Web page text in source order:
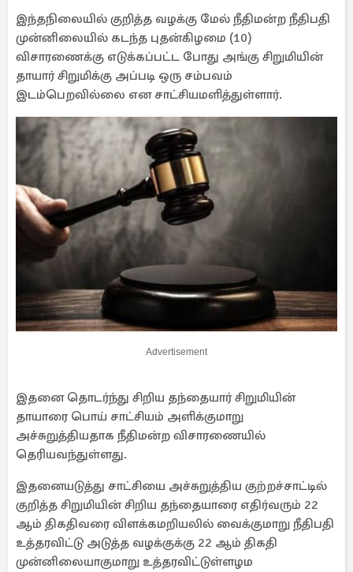
இந்தநிலையில் குறித்த வழக்கு மேல் நீதிமன்ற நீதிபதி
முன்னிலையில் கடந்த புதன்கிழமை (10)
விசாரணைக்கு எடுக்கப்பட்ட போது அங்கு சிறுமியின்
தாயார் சிறுமிக்கு அப்படி ஒரு சம்பவம்
இடம்பெறவில்லை என சாட்சியமளித்துள்ளார்.
Advertisement
இதனை தொடர்ந்து சிறிய தந்தையார் சிறுமியின்
தாயாரை பொய் சாட்சியம் அளிக்குமாறு
அச்சுறுத்தியதாக நீதிமன்ற விசாரணையில்
தெரியவந்துள்ளது.
இதனையடுத்து சாட்சியை அச்சுறுத்திய குற்றச்சாட்டில்
குறித்த சிறுமியின் சிறிய தந்தையாரை எதிர்வரும் 22
ஆம் திகதிவரை விளக்கமறியலில் வைக்குமாறு நீதிபதி
உத்தரவிட்டு அடுத்த வழக்குக்கு 22 ஆம் திகதி
முன்னிலையாகுமாறு உத்தரவிட்டுள்ளழம